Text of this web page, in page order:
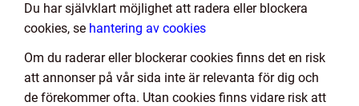
Du har självklart möjlighet att radera eller blockera
cookies, se hantering av cookies
Om du raderar eller blockerar cookies finns det en risk
att annonser på vår sida inte är relevanta för dig och
de förekommer ofta. Utan cookies finns vidare risk att